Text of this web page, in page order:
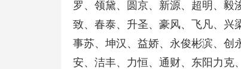
罗、领黛、圆京、新源、超明、毅
致、春泰、升圣、豪风、飞凡、兴
事苏、坤汉、益娇、永俊彬滨、创
安、洁丰、力恒、通财、东阳力克